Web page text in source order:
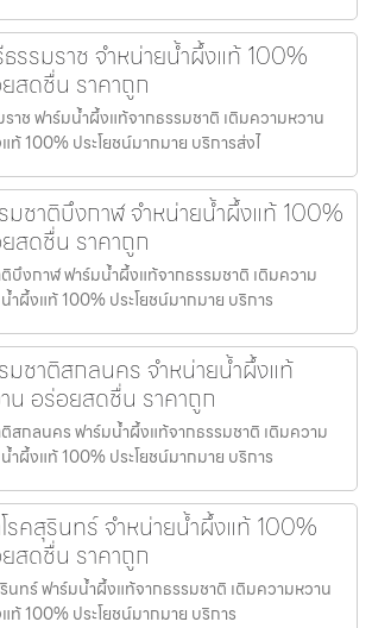
รรมราช จำหน่ายน้ำผึ้งแท้ 100%
สดชื่น ราคาถูก
าช ฟาร์มน้ำผึ้งแท้จากธรรมชาติ เติมความหวาน
ท้ 100% ประโยชน์มากมาย บริการส่งไ
มชาติบึงกาฬ จำหน่ายน้ำผึ้งแท้ 100%
สดชื่น ราคาถูก
บึงกาฬ ฟาร์มน้ำผึ้งแท้จากธรรมชาติ เติมความ
ำผึ้งแท้ 100% ประโยชน์มากมาย บริการ
มชาติสกลนคร จำหน่ายน้ำผึ้งแท้
น อร่อยสดชื่น ราคาถูก
สกลนคร ฟาร์มน้ำผึ้งแท้จากธรรมชาติ เติมความ
ำผึ้งแท้ 100% ประโยชน์มากมาย บริการ
รคสุรินทร์ จำหน่ายน้ำผึ้งแท้ 100%
สดชื่น ราคาถูก
นทร์ ฟาร์มน้ำผึ้งแท้จากธรรมชาติ เติมความหวาน
ท้ 100% ประโยชน์มากมาย บริการ